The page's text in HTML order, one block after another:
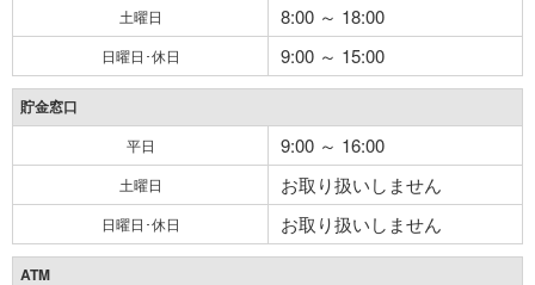
土曜日 8:00 ～ 18:00
日曜日･休日 9:00 ～ 15:00
貯金窓口
平日 9:00 ～ 16:00
土曜日 お取り扱いしません
日曜日･休日 お取り扱いしません
ATM